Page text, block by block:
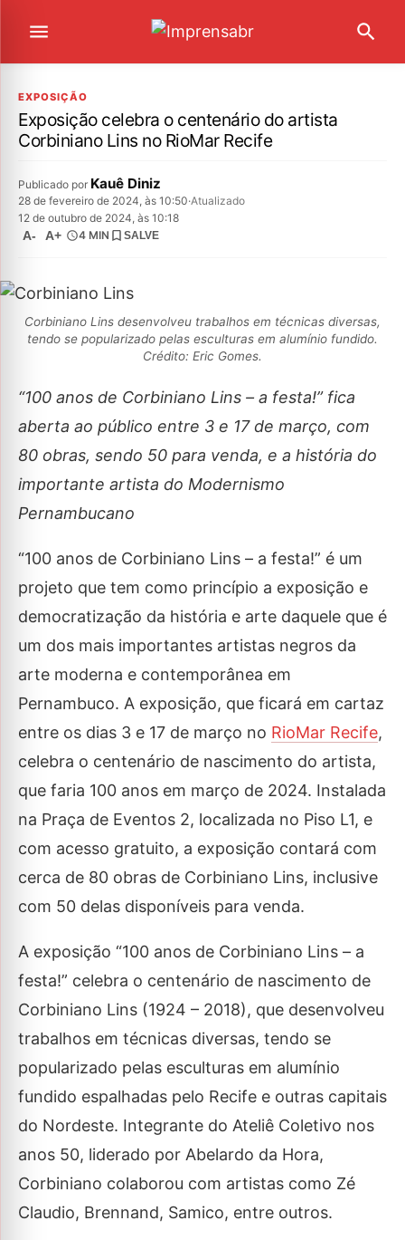
EXPOSIÇÃO
Exposição celebra o centenário do artista
Corbiniano Lins no RioMar Recife
Publicado por Kauê Diniz
28 de fevereiro de 2024, às 10:50·Atualizado
12 de outubro de 2024, às 10:18
A- A+ 4 MIN SALVE
Corbiniano Lins desenvolveu trabalhos em técnicas diversas,
tendo se popularizado pelas esculturas em alumínio fundido.
Crédito: Eric Gomes.
“100 anos de Corbiniano Lins – a festa!” fica
aberta ao público entre 3 e 17 de março, com
80 obras, sendo 50 para venda, e a história do
importante artista do Modernismo
Pernambucano
“100 anos de Corbiniano Lins – a festa!” é um
projeto que tem como princípio a exposição e
democratização da história e arte daquele que é
um dos mais importantes artistas negros da
arte moderna e contemporânea em
Pernambuco. A exposição, que ficará em cartaz
entre os dias 3 e 17 de março no RioMar Recife,
celebra o centenário de nascimento do artista,
que faria 100 anos em março de 2024. Instalada
na Praça de Eventos 2, localizada no Piso L1, e
com acesso gratuito, a exposição contará com
cerca de 80 obras de Corbiniano Lins, inclusive
com 50 delas disponíveis para venda.
A exposição “100 anos de Corbiniano Lins – a
festa!” celebra o centenário de nascimento de
Corbiniano Lins (1924 – 2018), que desenvolveu
trabalhos em técnicas diversas, tendo se
popularizado pelas esculturas em alumínio
fundido espalhadas pelo Recife e outras capitais
do Nordeste. Integrante do Ateliê Coletivo nos
anos 50, liderado por Abelardo da Hora,
Corbiniano colaborou com artistas como Zé
Claudio, Brennand, Samico, entre outros.